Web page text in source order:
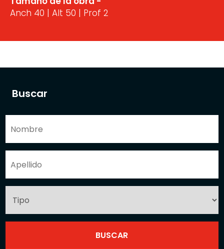
Buscar
Anch 40 | Alt 50 | Prof 2